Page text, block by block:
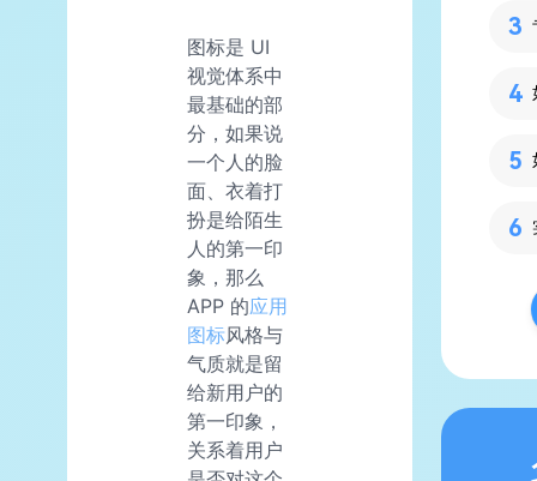
图标是 UI
视觉体系中
最基础的部
分，如果说
一个人的脸
面、衣着打
扮是给陌生
人的第一印
象，那么
APP 的应用
图标风格与
气质就是留
给新用户的
第一印象，
关系着用户